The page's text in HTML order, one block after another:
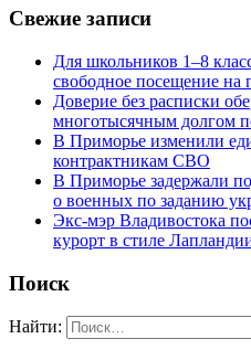
Свежие записи
Для школьников 1–8
свободное посещение на
Доверие без расписки
многотысячным долгом
В Приморье изменили
контрактникам СВО
В Приморье задержали
о военных по заданию
Экс-мэр Владивостока
курорт в стиле
Поиск
Найти: